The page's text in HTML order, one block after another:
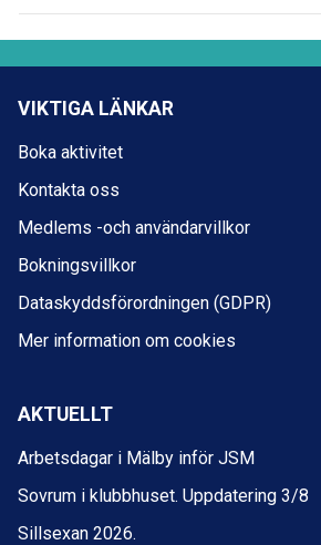
VIKTIGA LÄNKAR
Boka aktivitet
Kontakta oss
Medlems -och användarvillkor
Bokningsvillkor
Dataskyddsförordningen (GDPR)
Mer information om cookies
AKTUELLT
Arbetsdagar i Mälby inför JSM
Sovrum i klubbhuset. Uppdatering 3/8
Sillsexan 2026.